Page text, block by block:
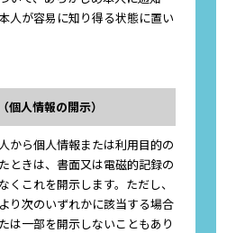
人が容易に知り得る状態に置い
個人情報の開示）
から個人情報または利用目的の
ときは、書面又は電磁的記録の
くこれを開示します。ただし、
り次のいずれかに該当する場合
は一部を開示しないこともあり